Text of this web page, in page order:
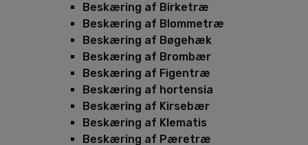
Beskæring af Birketræ
Beskæring af Blommetræ
Beskæring af Bøgehæk
Beskæring af Brombær
Beskæring af Figentræ
Beskæring af hortensia
Beskæring af Kirsebær
Beskæring af Klematis
Beskæring af Pæretræ